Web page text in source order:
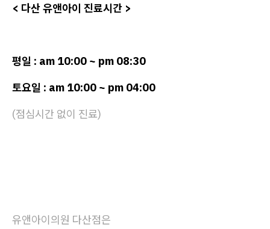
< 다산 유앤아이 진료시간 >
평일 : am 10:00 ~ pm 08:30
토요일 : am 10:00 ~ pm 04:00
(점심시간 없이 진료)
유앤아이의원 다산점은